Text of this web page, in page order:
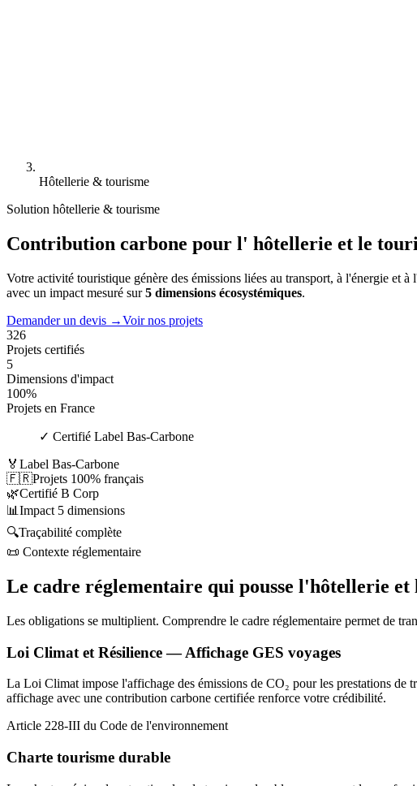
Hôtellerie & tourisme
Solution hôtellerie & tourisme
Contribution carbone pour l' hôtellerie et le
Votre activité touristique génère des émissions liées au transport, à l'énergie et
avec un impact mesuré sur 5 dimensions écosystémiques.
Demander un devis →Voir nos projets
326
Projets certifiés
5
Dimensions d'impact
100%
Projets en France
✓ Certifié Label Bas-Carbone
🏅 Label Bas-Carbone
🇫🇷Projets 100% français
🌿Certifié B Corp
📊 Impact 5 dimensions
🔍Traçabilité complète
📜 Contexte réglementaire
Le cadre réglementaire qui pousse l'hôtellerie
Les obligations se multiplient. Comprendre le cadre réglementaire permet de
Loi Climat et Résilience — Affichage GES voyages
La Loi Climat impose l'affichage des émissions de CO₂ pour les prestations de
affichage avec une contribution carbone certifiée renforce votre crédibilité.
Article 228-III du Code de l'environnement
Charte tourisme durable